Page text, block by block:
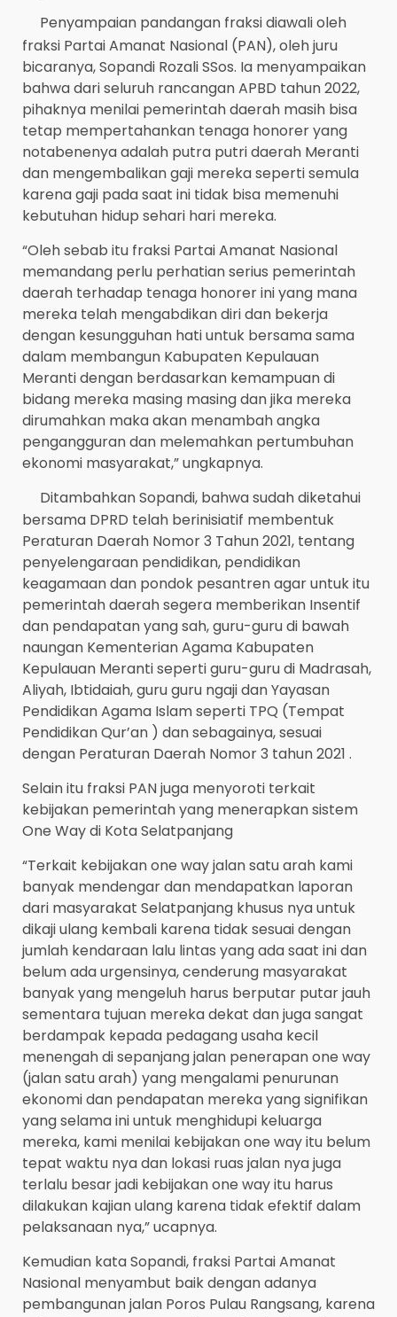
Penyampaian pandangan fraksi diawali oleh
fraksi Partai Amanat Nasional (PAN), oleh juru
bicaranya, Sopandi Rozali SSos. Ia menyampaikan
bahwa dari seluruh rancangan APBD tahun 2022,
pihaknya menilai pemerintah daerah masih bisa
tetap mempertahankan tenaga honorer yang
notabenenya adalah putra putri daerah Meranti
dan mengembalikan gaji mereka seperti semula
karena gaji pada saat ini tidak bisa memenuhi
kebutuhan hidup sehari hari mereka.
“Oleh sebab itu fraksi Partai Amanat Nasional
memandang perlu perhatian serius pemerintah
daerah terhadap tenaga honorer ini yang mana
mereka telah mengabdikan diri dan bekerja
dengan kesungguhan hati untuk bersama sama
dalam membangun Kabupaten Kepulauan
Meranti dengan berdasarkan kemampuan di
bidang mereka masing masing dan jika mereka
dirumahkan maka akan menambah angka
pengangguran dan melemahkan pertumbuhan
ekonomi masyarakat,” ungkapnya.
Ditambahkan Sopandi, bahwa sudah diketahui
bersama DPRD telah berinisiatif membentuk
Peraturan Daerah Nomor 3 Tahun 2021, tentang
penyelengaraan pendidikan, pendidikan
keagamaan dan pondok pesantren agar untuk itu
pemerintah daerah segera memberikan Insentif
dan pendapatan yang sah, guru-guru di bawah
naungan Kementerian Agama Kabupaten
Kepulauan Meranti seperti guru-guru di Madrasah,
Aliyah, Ibtidaiah, guru guru ngaji dan Yayasan
Pendidikan Agama Islam seperti TPQ (Tempat
Pendidikan Qur’an ) dan sebagainya, sesuai
dengan Peraturan Daerah Nomor 3 tahun 2021 .
Selain itu fraksi PAN juga menyoroti terkait
kebijakan pemerintah yang menerapkan sistem
One Way di Kota Selatpanjang
“Terkait kebijakan one way jalan satu arah kami
banyak mendengar dan mendapatkan laporan
dari masyarakat Selatpanjang khusus nya untuk
dikaji ulang kembali karena tidak sesuai dengan
jumlah kendaraan lalu lintas yang ada saat ini dan
belum ada urgensinya, cenderung masyarakat
banyak yang mengeluh harus berputar putar jauh
sementara tujuan mereka dekat dan juga sangat
berdampak kepada pedagang usaha kecil
menengah di sepanjang jalan penerapan one way
(jalan satu arah) yang mengalami penurunan
ekonomi dan pendapatan mereka yang signifikan
yang selama ini untuk menghidupi keluarga
mereka, kami menilai kebijakan one way itu belum
tepat waktu nya dan lokasi ruas jalan nya juga
terlalu besar jadi kebijakan one way itu harus
dilakukan kajian ulang karena tidak efektif dalam
pelaksanaan nya,” ucapnya.
Kemudian kata Sopandi, fraksi Partai Amanat
Nasional menyambut baik dengan adanya
pembangunan jalan Poros Pulau Rangsang, karena